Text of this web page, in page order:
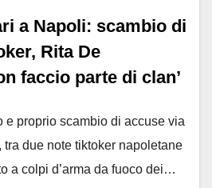
a Napoli: scambio di
Rita De
faccio parte di clan’
e proprio scambio di accuse via
due note tiktoker napoletane
a colpi d’arma da fuoco dei…